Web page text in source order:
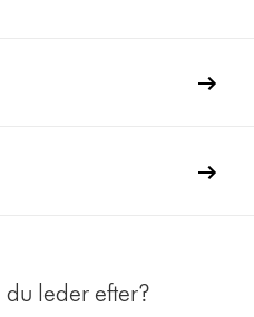
leder efter?